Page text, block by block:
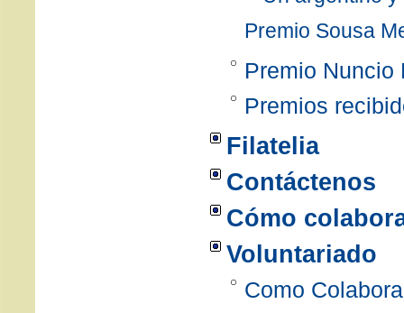
Premio Sousa
Premio Nuncio
Premios
Filatelia
Contáctenos
Cómo
Voluntariado
Como